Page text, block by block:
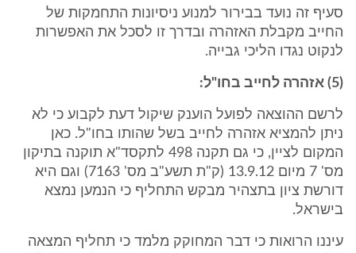
סעיף זה נועד בבירור למנוע ניסיונות התחמקות של
החייב מקבלת האזהרה ובדרך זו לסכל את האפשרות
לנקוט נגדו הליכי גבייה.
(5) אזהרה לחייב בחו"ל:
לרשם ההוצאה לפועל הוענק שיקול דעת לקבוע כי לא
ניתן להמציא אזהרה לחייב בשל שהותו בחו"ל. כאן
המקום לציין, כי גם תקנה 498 לתקסד"א תוקנה בתיקון
מס' 7 מיום 13.9.12 (ק"ת תשע"ב מס' 7163) וגם היא
דורשת ציון בתצהיר מבקש התחליף כי הנמען נמצא
בישראל.
עיננו הרואות כי דבר המחוקק מלמד כי תחליף המצאה